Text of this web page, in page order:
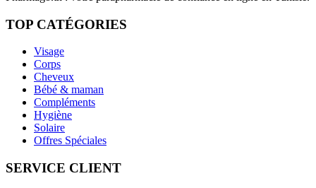
TOP CATÉGORIES
Visage
Corps
Cheveux
Bébé & maman
Compléments
Hygiène
Solaire
Offres Spéciales
SERVICE CLIENT